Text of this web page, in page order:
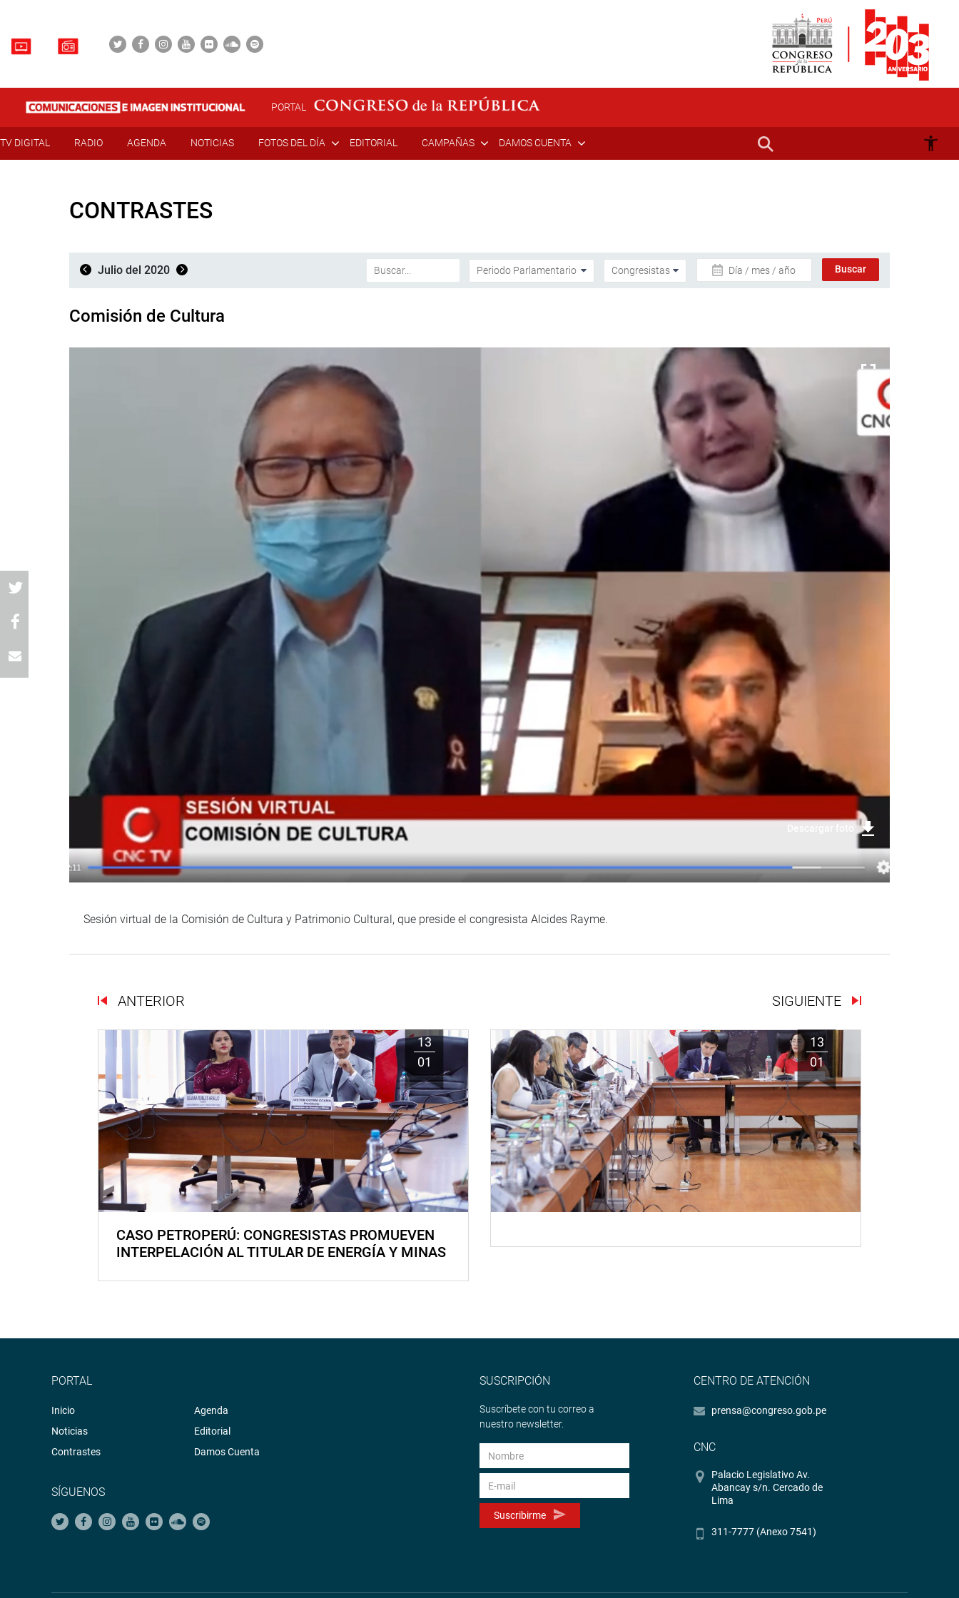
PORTAL
TV DIGITAL RADIO AGENDA NOTICIAS FOTOS DEL DÍA EDITORIAL CAMPAÑAS DAMOS CUENTA
CONTRASTES
Julio del 2020 Día / mes / año
Comisión de Cultura
Sesión virtual de la Comisión de Cultura y Patrimonio Cultural, que preside el congresista Alcides Rayme.
ANTERIOR SIGUIENTE
13
01
CASO PETROPERÚ: CONGRESISTAS PROMUEVEN
INTERPELACIÓN AL TITULAR DE ENERGÍA Y MINAS
13
01
PORTAL
Inicio
Noticias
Contrastes
Agenda
Editorial
Damos Cuenta
SÍGUENOS
SUSCRIPCIÓN
Suscríbete con tu correo a
nuestro newsletter.
Suscribirme
CENTRO DE ATENCIÓN
prensa@congreso.gob.pe
CNC
Palacio Legislativo Av.
Abancay s/n. Cercado de
Lima
311-7777 (Anexo 7541)